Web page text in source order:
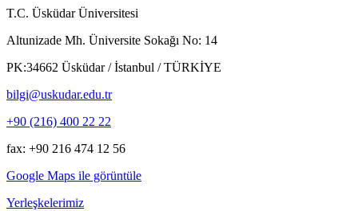
T.C. Üsküdar Üniversitesi
Altunizade Mh. Üniversite Sokağı No: 14
PK:34662 Üsküdar / İstanbul / TÜRKİYE
bilgi@uskudar.edu.tr
+90 (216) 400 22 22
fax: +90 216 474 12 56
Google Maps ile görüntüle
Yerleşkelerimiz